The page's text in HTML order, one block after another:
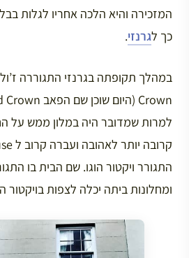
המזכירה והיא הלכה אחריו לגלות
כך לגרנזי.
במהלך תקופתה בגרנזי התגוררה
למרות שמדובר היה במלון ממש על
ומחלונות ביתה יכלה לצפות בויקטור